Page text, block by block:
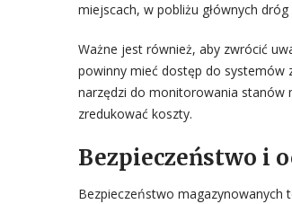
miejscach, w pobliżu głównych
Ważne jest również, aby zwrócić
powinny mieć dostęp do systemów
narzędzi do monitorowania stanów
zredukować koszty.
Bezpieczeństwo i
Bezpieczeństwo magazynowanych